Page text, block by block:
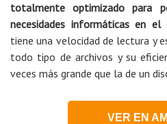
totalmente optimizado para
necesidades informáticas en
tiene una velocidad de lectura y
todo tipo de archivos y su
veces más grande que la de un
VER EN